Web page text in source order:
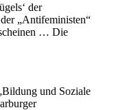
der
„Antifeministen“
… Die
und Soziale